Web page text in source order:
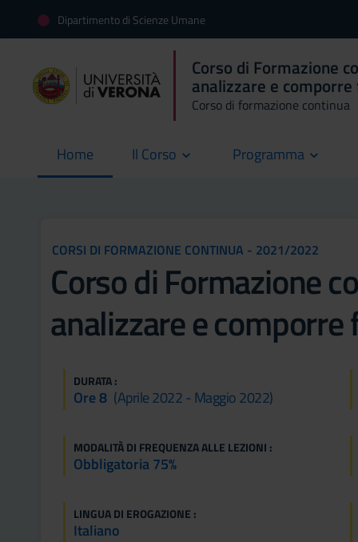
Dipartimento di Scienze Umane
Corso di Formazione
analizzare e
Corso di formazione continua
Home
current Il Corso Programma
CORSI DI FORMAZIONE CONTINUA - 2021/2022
Corso di Formazione
analizzare e
DURATA :
Ore 8 (aprile 2022 - Maggio 2022)
MODALITÀ DI FREQUENZA ALLE LEZIONI :
Obbligatoria 75%
LINGUA DI EROGAZIONE :
Italiano